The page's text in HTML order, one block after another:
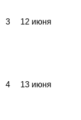
3 12 июня
4 13 июня